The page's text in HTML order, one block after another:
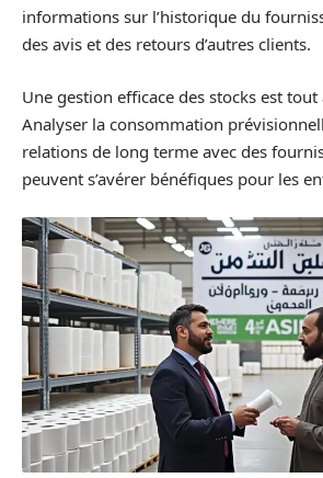
informations sur l’historique du
des avis et des retours d’autres clients.
Une gestion efficace des stocks est tout
Analyser la consommation
relations de long terme avec des
peuvent s’avérer bénéfiques pour les